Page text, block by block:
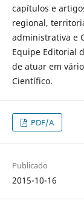
capítulos e
regional,
administrativa e
Equipe Editorial
de atuar em
Científico.
PDF/A
Publicado
2015-10-16